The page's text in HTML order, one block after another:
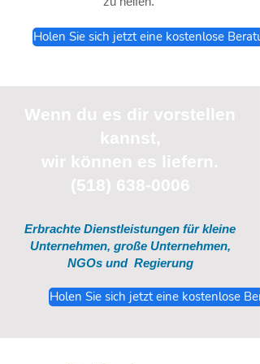
Holen Sie sich jetzt eine kostenlose
Wenn du es dir vorstellen
kannst,
wir können es liefern.
(518) 638-0006
Erbrachte Dienstleistungen für kleine
Unternehmen, große Unternehmen,
NGOs und Regierung
Holen Sie sich jetzt eine kostenlose